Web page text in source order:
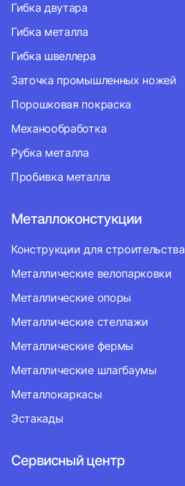
Гибка двутара
Гибка металла
Гибка швеллера
Заточка промышленных ножей
Порошковая покраска
Механообработка
Рубка металла
Пробивка металла
Металлоконстукции
Конструкции для строительства
Металлические велопарковки
Металлические опоры
Металлические стеллажи
Металлические фермы
Металлические шлагбаумы
Металлокаркасы
Эстакады
Сервисный центр